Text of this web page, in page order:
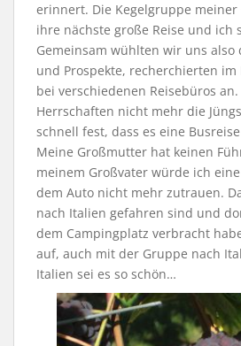
erinnert. Die Kegelgruppe
ihre nächste große Reise und ich
Gemeinsam wühlten wir uns also
und Prospekte, recherchierten
bei verschiedenen Reisebüros
Herrschaften nicht mehr die
schnell fest, dass es eine
Meine Großmutter hat keinen
meinem Großvater würde ich
dem Auto nicht mehr zutrauen.
nach Italien gefahren sind und
dem Campingplatz verbracht
auf, auch mit der Gruppe nach
Italien sei es so schön…